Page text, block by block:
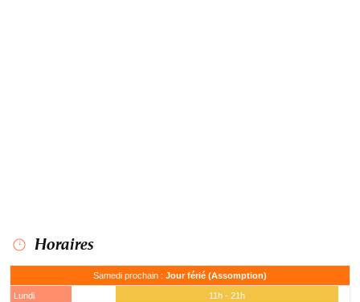
Horaires
Samedi prochain : Jour férié (Assomption)
Lundi
11h - 21h